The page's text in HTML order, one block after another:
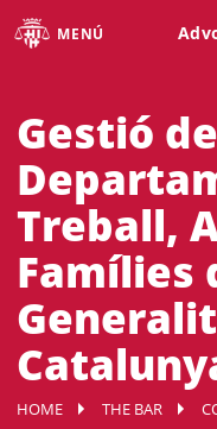
MENÚ
Gestió
Treball,
Famílies
HOME THE BAR